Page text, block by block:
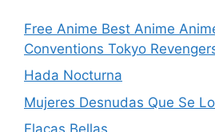
Free Anime Best Anime
Conventions Tokyo
Hada Nocturna
Mujeres Desnudas Que Se